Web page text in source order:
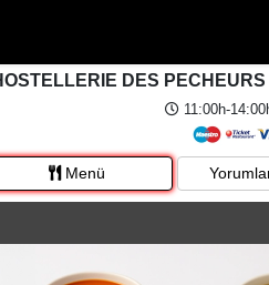
DES PECHEURS
11:00h-
Menü